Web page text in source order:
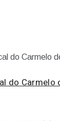
do Carmelo